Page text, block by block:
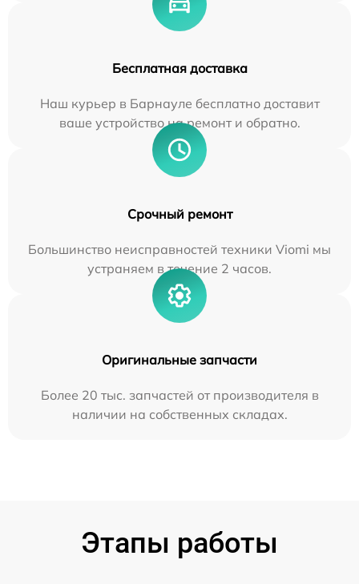
Бесплатная доставка
Наш курьер в Барнауле бесплатно доставит
ваше устройство на ремонт и обратно.
Срочный ремонт
Большинство неисправностей техники Viomi мы
устраняем в течение 2 часов.
Оригинальные запчасти
Более 20 тыс. запчастей от производителя в
наличии на собственных складах.
Этапы работы